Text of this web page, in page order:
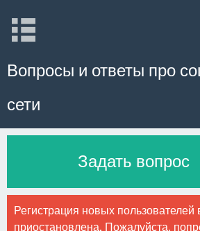
Вопросы и ответы про
сети
Задать вопрос
Регистрация новых
приостановлена. Пожалуйста,